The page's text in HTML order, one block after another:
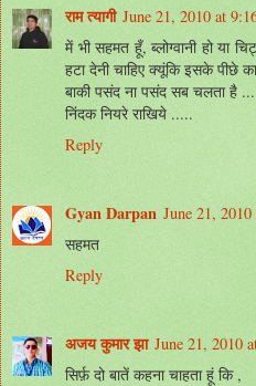
राम त्यागी June 21, 2010 at
में भी सहमत हूँ, ब्लोग्वानी हो या
हटा देनी चाहिए क्यूंकि इसके पीछे
बाकी पसंद ना पसंद सब चलता है ...
निंदक नियरे राखिये .....
Reply
Gyan Darpan June 21,
सहमत
Reply
अजय कुमार झा June 21, 2010
सिर्फ़ दो बातें कहना चाहता हूं कि ,